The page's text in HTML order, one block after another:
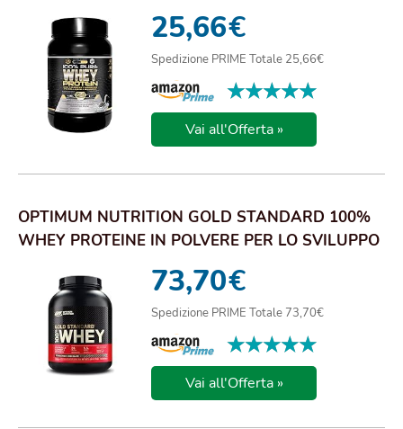
25,66€
Spedizione PRIME Totale 25,66€
★★★★★
★★★★★
Vai all'Offerta »
OPTIMUM NUTRITION GOLD STANDARD 100%
WHEY PROTEINE IN POLVERE PER LO SVILUPPO
73,70€
Spedizione PRIME Totale 73,70€
★★★★★
★★★★★
Vai all'Offerta »